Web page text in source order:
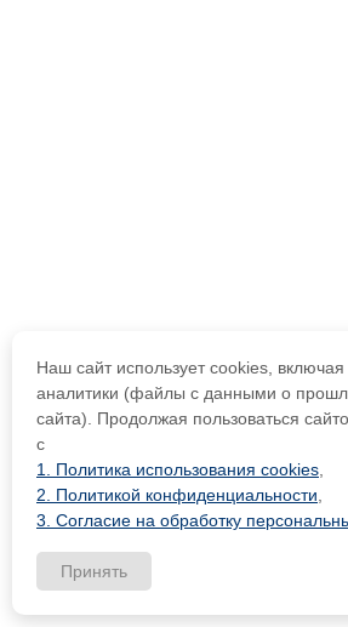
Наш сайт использует cookies,
аналитики (файлы с данными о
сайта). Продолжая пользоваться
с
1. Политика использования cookies
2. Политикой конфиденциальности
3. Согласие на обработку
Принять